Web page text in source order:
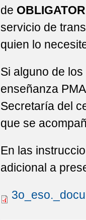
de
servicio de
quien lo
Si alguno de
enseñanza
Secretaría del
que se
En las
adicional a